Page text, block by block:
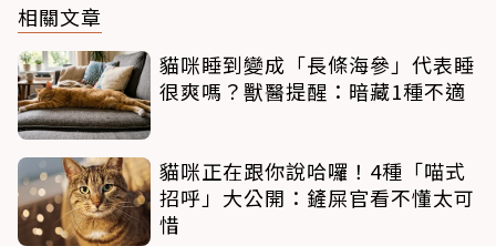
相關文章
貓咪睡到變成「長條海參」代表睡
很爽嗎？獸醫提醒：暗藏1種不適
貓咪正在跟你說哈囉！4種「喵式
招呼」大公開：鏟屎官看不懂太可
惜